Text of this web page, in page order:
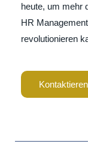
heute, um mehr
HR
revolutionieren